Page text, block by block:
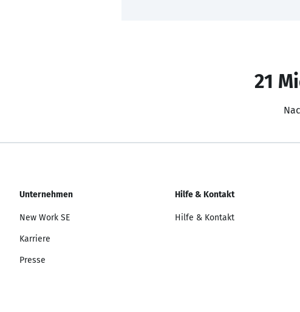
21
Unternehmen
New Work SE
Karriere
Presse
Hilfe & Kontakt
Hilfe & Kontakt